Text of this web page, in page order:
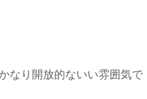
なり開放的ないい雰囲気で